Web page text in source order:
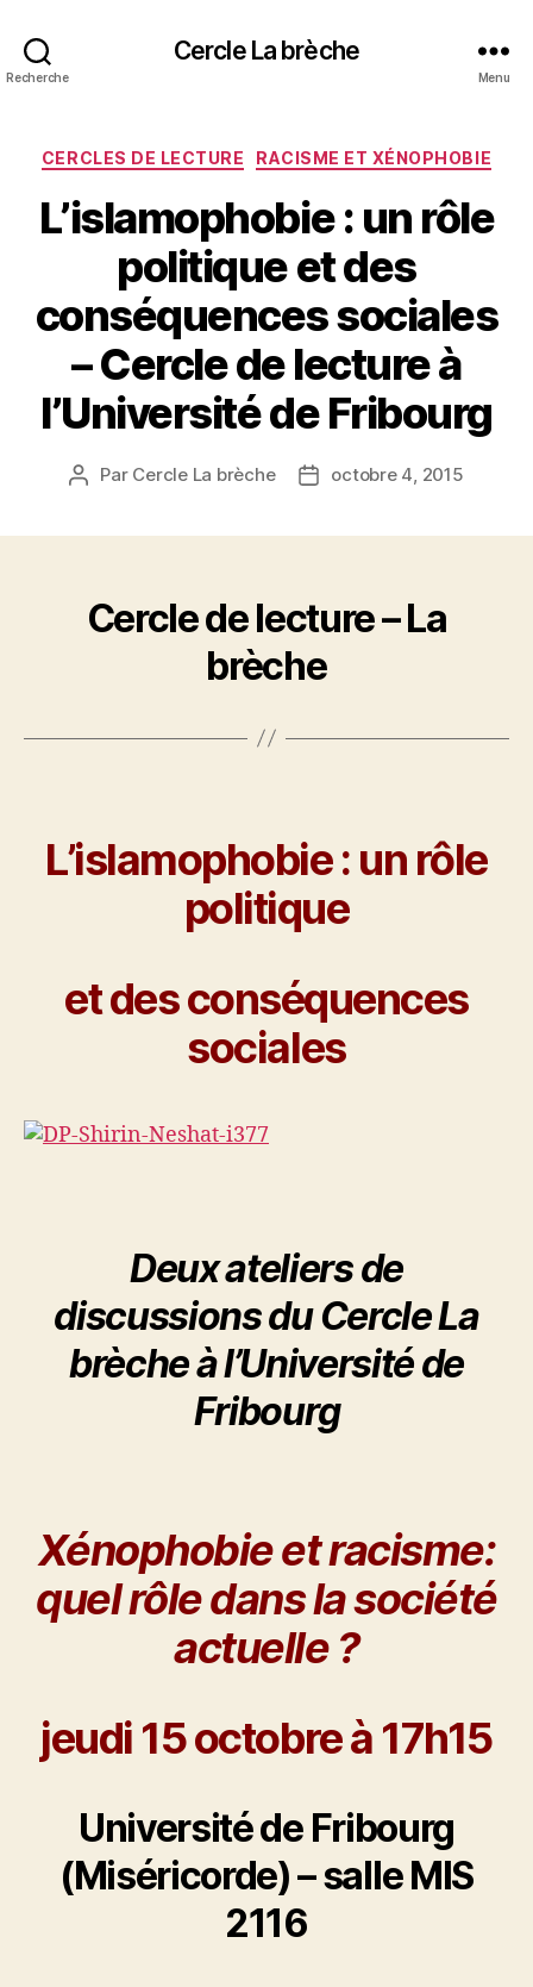
Recherche
Cercle La brèche
Menu
Catégories
CERCLES DE LECTURE RACISME ET XÉNOPHOBIE
L’islamophobie : un rôle
politique et des
conséquences sociales
– Cercle de lecture à
l’Université de Fribourg
Auteur
Par Cercle La brèche
Dateoctobre 4, 2015
Cercle de lecture – La
brèche
L’islamophobie : un rôle
politique
et des conséquences
sociales
Deux ateliers de
discussions du Cercle La
brèche à l’Université de
Fribourg
Xénophobie et racisme:
quel rôle dans la société
actuelle ?
jeudi 15 octobre à 17h15
Université de Fribourg
(Miséricorde) – salle MIS
2116